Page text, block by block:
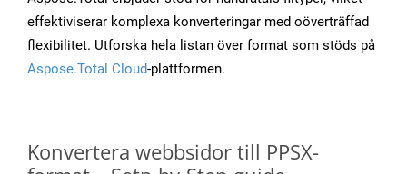
effektiviserar komplexa konverteringar med oöverträffad
flexibilitet. Utforska hela listan över format som stöds på
Aspose.Total Cloud-plattformen.
Konvertera webbsidor till PPSX-